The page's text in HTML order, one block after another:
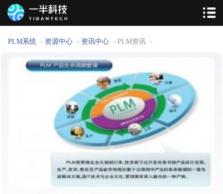
PLM系统 > 资源中心 > 资讯中心 > PLM资讯 >